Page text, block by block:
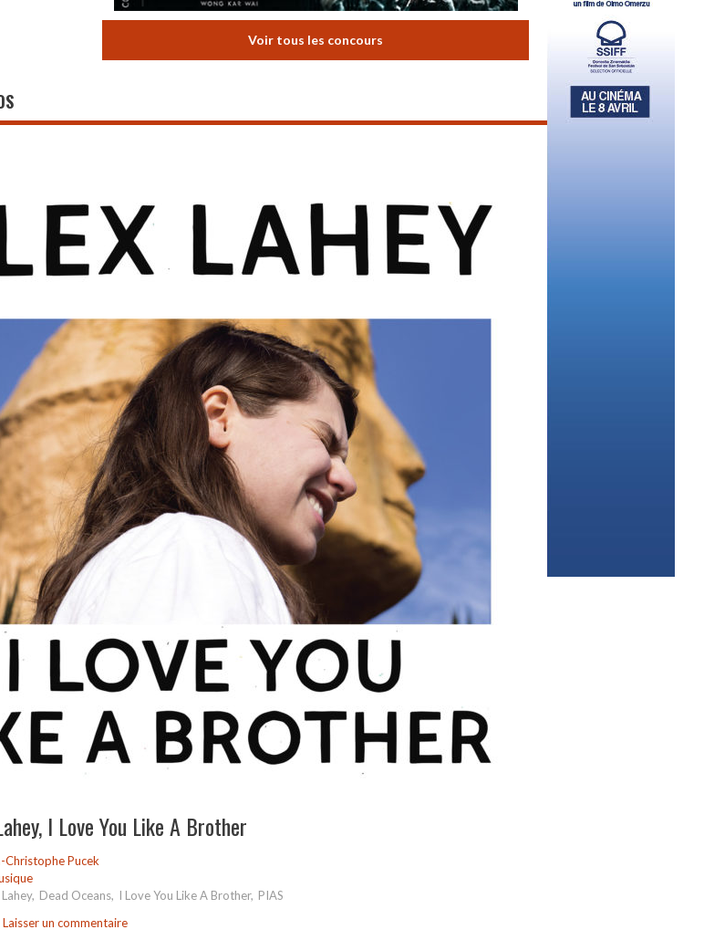
Voir tous les concours
I Love You Like A Brother
Christophe Pucek
, Dead Oceans, I Love You Like A Brother, PIAS
Laisser un commentaire